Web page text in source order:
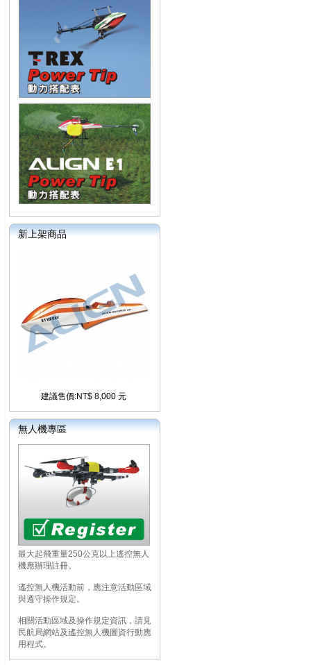
新上架商品
建議售價:NT$ 8,000 元
無人機專區
最大起飛重量250公克以上遙控無人
機應辦理註冊。
遙控無人機活動前，應注意活動區域
與遵守操作規定。
相關活動區域及操作規定資訊，請見
民航局網站及遙控無人機圖資行動應
用程式。